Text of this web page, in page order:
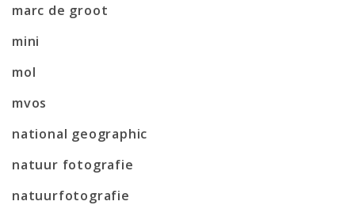
marc de groot
mini
mol
mvos
national geographic
natuur fotografie
natuurfotografie